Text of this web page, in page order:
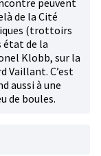
peuvent
de la Cité
(trottoirs
état de la
Klobb, sur la
Vaillant. C’est
aussi à une
de boules.